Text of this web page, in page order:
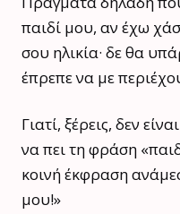
παιδί μου, αν έχω
σου ηλικία· δε θα
έπρεπε να με
Γιατί, ξέρεις, δεν
να πει τη φράση
κοινή έκφραση
μου!»